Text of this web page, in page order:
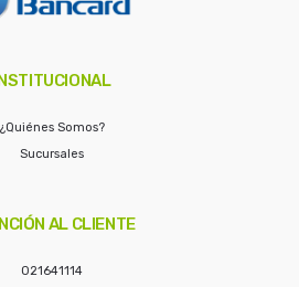
¿Quiénes Somos?
Sucursales
AL CLIENTE
021641114